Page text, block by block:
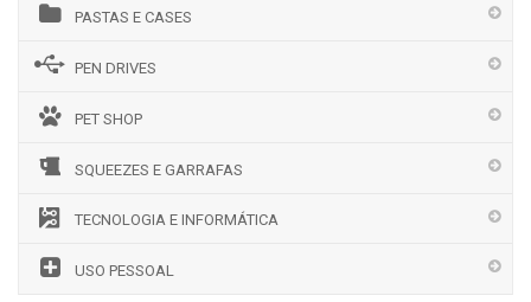
PASTAS E CASES
PEN DRIVES
PET SHOP
SQUEEZES E GARRAFAS
TECNOLOGIA E INFORMÁTICA
USO PESSOAL